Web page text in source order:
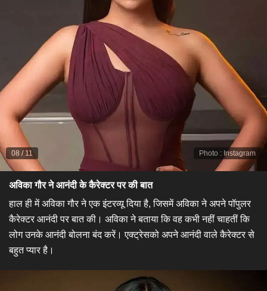
Photo : Instagram
08 / 11
अविका गौर ने आनंदी के कैरेक्टर पर की बात​
हाल ही में अविका गौर ने एक इंटरव्यू दिया है, जिसमें अविका ने अपने पॉपुलर
कैरेक्टर आनंदी पर बात की। अविका ने बताया कि वह कभी नहीं चाहतीं कि
लोग उनके आनंदी बोलना बंद करें। एक्ट्रेसको अपने आनंदी वाले कैरेक्टर से
बहुत प्यार है।